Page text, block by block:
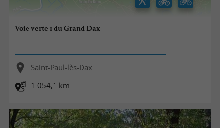
Voie verte 1 du Grand Dax
Saint-Paul-lès-Dax
1 054,1 km